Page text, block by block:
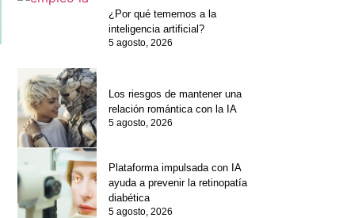
¿Por qué tememos a la
inteligencia artificial?
5 agosto, 2026
Los riesgos de mantener una
relación romántica con la IA
5 agosto, 2026
Plataforma impulsada con IA
ayuda a prevenir la retinopatía
diabética
5 agosto, 2026